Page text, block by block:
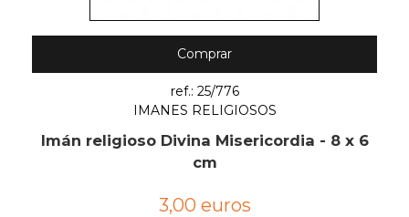
Comprar
ref.: 25/776
IMANES RELIGIOSOS
Imán religioso Divina Misericordia - 8 x 6
cm
3,00 euros